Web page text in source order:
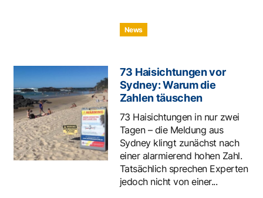
News
73 Haisichtungen vor
Sydney: Warum die
Zahlen täuschen
73 Haisichtungen in nur zwei
Tagen – die Meldung aus
Sydney klingt zunächst nach
einer alarmierend hohen Zahl.
Tatsächlich sprechen Experten
jedoch nicht von einer...